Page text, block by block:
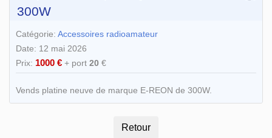
300W
Catégorie: Accessoires radioamateur
Date: 12 mai 2026
Prix: 1000 € + port 20€
Vends platine neuve de marque E-REON de 300W.